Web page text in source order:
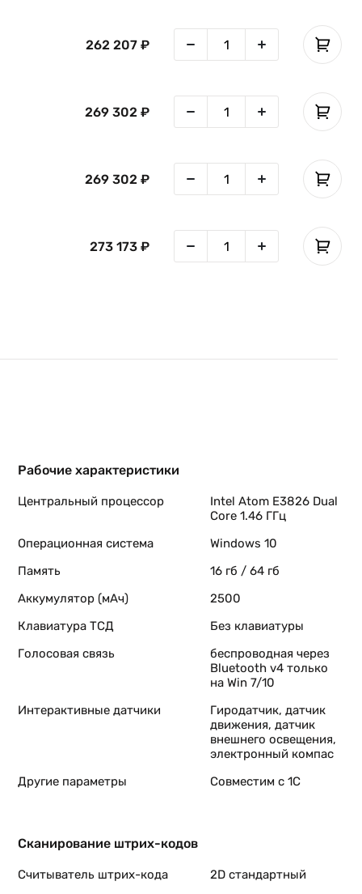
262 207 ₽
269 302 ₽
269 302 ₽
273 173 ₽
Рабочие характеристики
Центральный процессор
Intel Atom E3826 Dual
Core 1.46 ГГц
Операционная система
Windows 10
Память
16 гб / 64 гб
Аккумулятор (мАч)
2500
Клавиатура ТСД
Без клавиатуры
Голосовая связь
беспроводная через
Bluetooth v4 только
на Win 7/10
Интерактивные датчики
Гиродатчик, датчик
движения, датчик
внешнего освещения,
электронный компас
Другие параметры
Совместим с 1С
Сканирование штрих-кодов
Считыватель штрих-кода
2D стандартный